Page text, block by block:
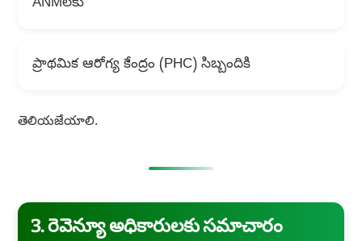
ప్రాథమిక ఆరోగ్య కేంద్రం (PHC) సిబ్బందికి
తెలియజేయాలి.
3. రెవెన్యూ అధికారులకు సమాచారం